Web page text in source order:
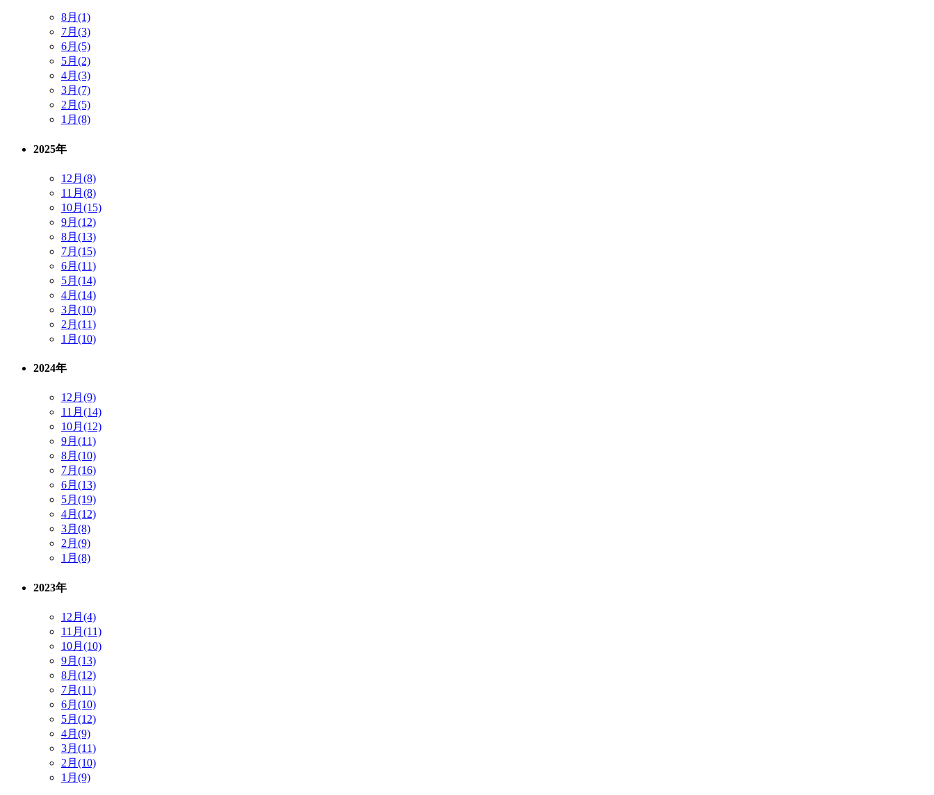
8月(1)
7月(3)
6月(5)
5月(2)
4月(3)
3月(7)
2月(5)
1月(8)
2025年
12月(8)
11月(8)
10月(15)
9月(12)
8月(13)
7月(15)
6月(11)
5月(14)
4月(14)
3月(10)
2月(11)
1月(10)
2024年
12月(9)
11月(14)
10月(12)
9月(11)
8月(10)
7月(16)
6月(13)
5月(19)
4月(12)
3月(8)
2月(9)
1月(8)
2023年
12月(4)
11月(11)
10月(10)
9月(13)
8月(12)
7月(11)
6月(10)
5月(12)
4月(9)
3月(11)
2月(10)
1月(9)